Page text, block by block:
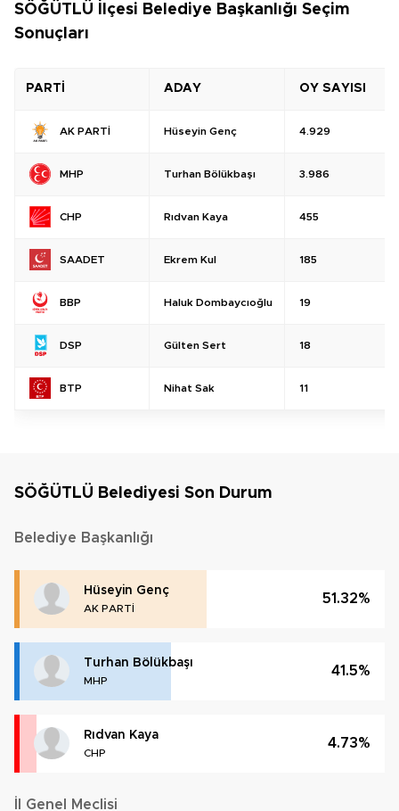
SÖĞÜTLÜ İlçesi Belediye Başkanlığı Seçim
Sonuçları
PARTİ ADAY OY SAYISI
AK PARTİ Hüseyin Genç 4.929
MHP Turhan Bölükbaşı 3.986
CHP Rıdvan Kaya 455
SAADET Ekrem Kul 185
BBP Haluk Dombaycıoğlu 19
DSP Gülten Sert 18
BTP Nihat Sak 11
SÖĞÜTLÜ Belediyesi Son Durum
Belediye Başkanlığı
Hüseyin Genç
AK PARTİ
51.32%
Turhan Bölükbaşı
MHP
41.5%
Rıdvan Kaya
CHP
4.73%
İl Genel Meclisi